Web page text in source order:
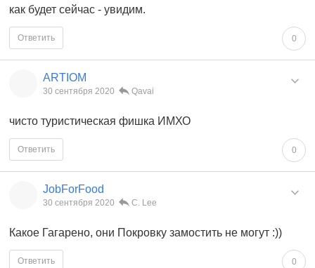
как будет сейчас - увидим.
0
Ответить
ARTIOM
30 сентября 2020 Qavai
чисто туристическая фишка ИМХО
0
Ответить
JobForFood
30 сентября 2020 C. Lee
Какое Гагарено, они Покровку замостить не могут :))
0
Ответить